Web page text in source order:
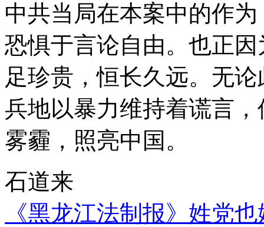
中共当局在本案中的作
恐惧于言论自由。也正
足珍贵，恒长久远。无
兵地以暴力维持着谎言
雾霾，照亮中国。
石道来
《黑龙江法制报》姓党